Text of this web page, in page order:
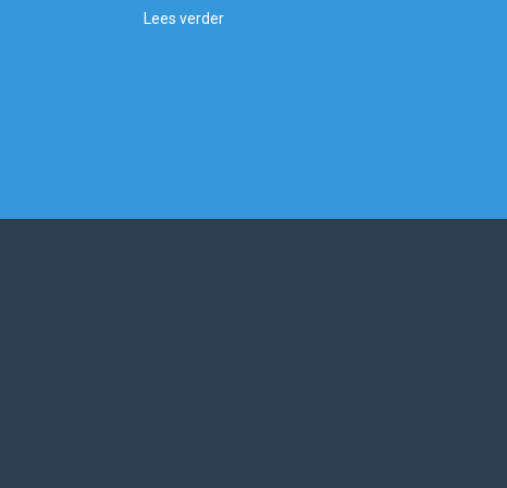
Lees verder